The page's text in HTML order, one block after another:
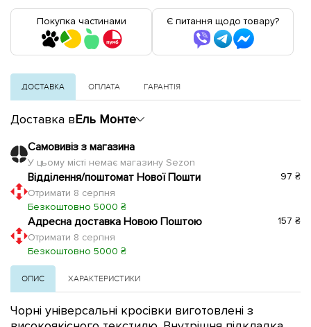
Покупка частинами Є питання щодо товару?
ДОСТАВКА ОПЛАТА ГАРАНТІЯ
Доставка вЕль Монте
Самовивіз з магазина
У цьому місті немає магазину Sezon
Відділення/поштомат Нової Пошти
Отримати 8 серпня
Безкоштовно 5000 ₴
97 ₴
Адресна доставка Новою Поштою
Отримати 8 серпня
Безкоштовно 5000 ₴
157 ₴
ОПИС ХАРАКТЕРИСТИКИ
Чорні універсальні кросівки виготовлені з